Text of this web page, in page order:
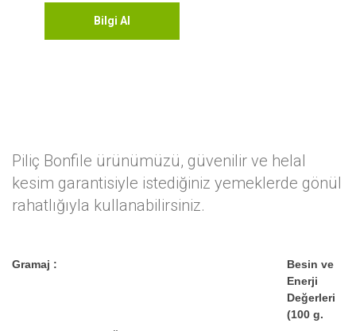
Bilgi Al
Piliç Bonfile ürünümüzü, güvenilir ve helal
kesim garantisiyle istediğiniz yemeklerde gönül
rahatlığıyla kullanabilirsiniz.
Gramaj :
Besin ve
Enerji
Değerleri
(100 g.